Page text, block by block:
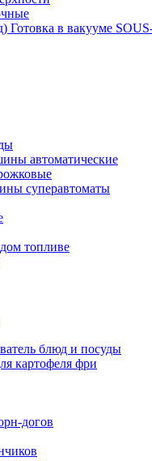
Готовка в вакууме
автоматические
суперавтоматы
топливе
блюд и посуды
картофеля фри
догов